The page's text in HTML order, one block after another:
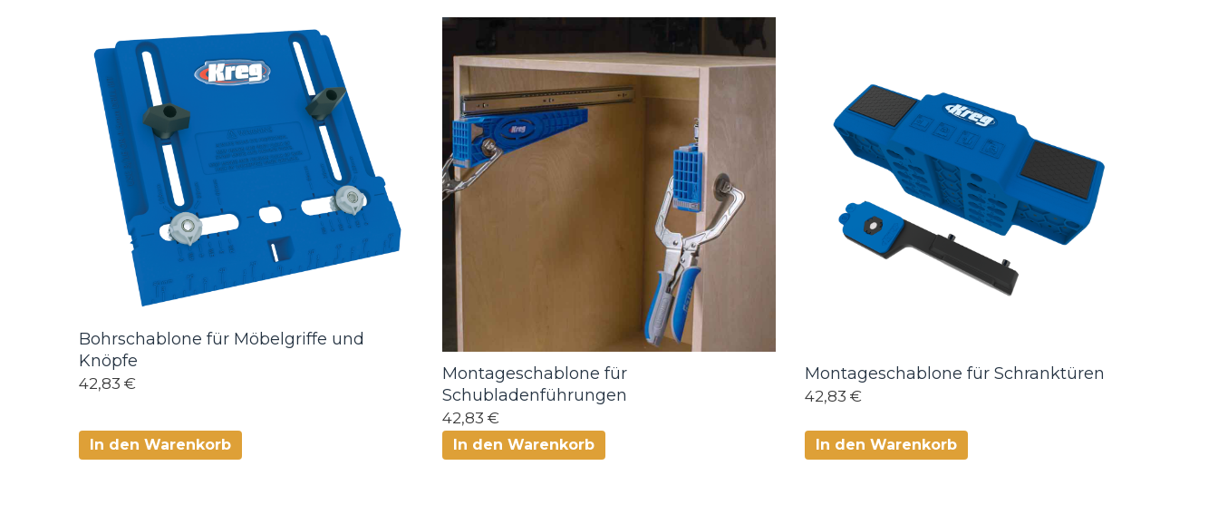
Bohrschablone für Möbelgriffe und
Knöpfe
42,83 €
In den Warenkorb
Montageschablone für
Schubladenführungen
42,83 €
In den Warenkorb
Montageschablone für Schranktüren
42,83 €
In den Warenkorb